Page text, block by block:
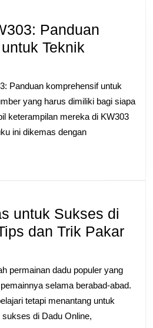
Panduan
Teknik
Panduan komprehensif untuk
yang harus dimiliki bagi siapa
keterampilan mereka di KW303
ini dikemas dengan
untuk Sukses di
dan Trik Pakar
permainan dadu populer yang
selama berabad-abad.
tetapi menantang untuk
di Dadu Online,